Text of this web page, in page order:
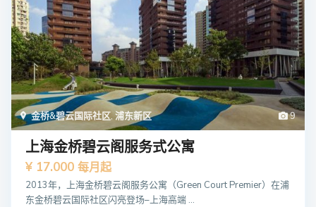
9
金桥&碧云国际社区,浦东新区
上海金桥碧云阁服务式公寓
¥ 17.000 每月起
2013年，上海金桥碧云阁服务公寓（Green Court Premier）在浦
东金桥碧云国际社区闪亮登场–上海高端 ...